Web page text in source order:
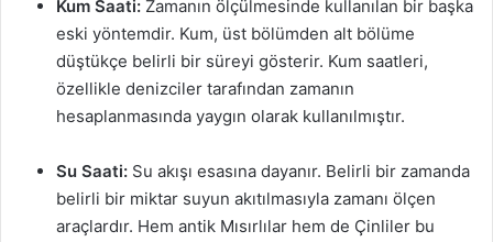
Kum Saati: Zamanın ölçülmesinde kullanılan bir başka
eski yöntemdir. Kum, üst bölümden alt bölüme
düştükçe belirli bir süreyi gösterir. Kum saatleri,
özellikle denizciler tarafından zamanın
hesaplanmasında yaygın olarak kullanılmıştır.
Su Saati: Su akışı esasına dayanır. Belirli bir zamanda
belirli bir miktar suyun akıtılmasıyla zamanı ölçen
araçlardır. Hem antik Mısırlılar hem de Çinliler bu